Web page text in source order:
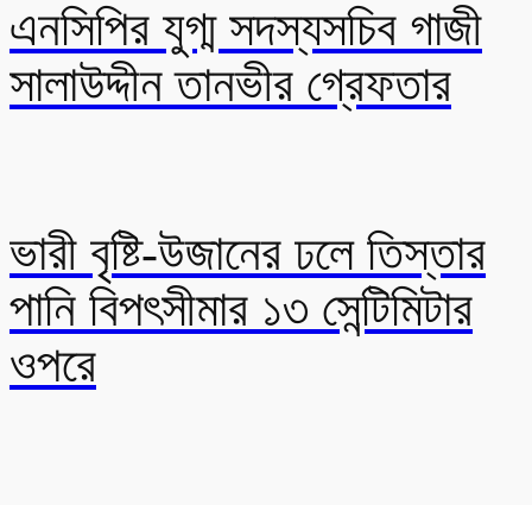
এনসিপির যুগ্ম সদস্যসচিব গাজী
সালাউদ্দীন তানভীর গ্রেফতার
ভারী বৃষ্টি-উজানের ঢলে তিস্তার
পানি বিপৎসীমার ১৩ সেন্টিমিটার
ওপরে